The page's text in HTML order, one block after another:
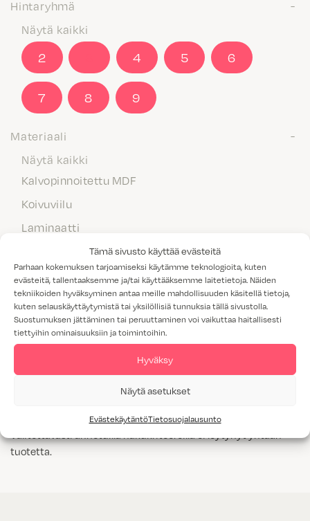
Tämä sivusto käyttää evästeitä
Parhaan kokemuksen tarjoamiseksi käytämme teknologioita, kuten
evästeitä, tallentaaksemme ja/tai käyttääksemme laitetietoja. Näiden
tekniikoiden hyväksyminen antaa meille mahdollisuuden käsitellä tietoja,
kuten selauskäyttäytymistä tai yksilöllisiä tunnuksia tällä sivustolla.
Suostumuksen jättäminen tai peruuttaminen voi vaikuttaa haitallisesti
tiettyihin ominaisuuksiin ja toimintoihin.
Hyväksy
Näytä asetukset
EvästekäytäntöTietosuojalausunto
Hintaryhmä
Näytä kaikki
2 4 5 6
7 8 9
Materiaali
Näytä kaikki
Kalvopinnoitettu MDF
Koivuviilu
Laminaatti
Maalattu MDF
Massiivipuu
Melamiini
Tammiviilu
M1-luokitus
tuotetta.